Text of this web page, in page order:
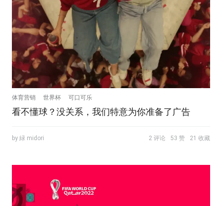
体育营销 世界杯 可口可乐
看不懂球？没关系，我们特意为你准备了广告
by 緑 midori 2 评论 53 赞 21 收藏